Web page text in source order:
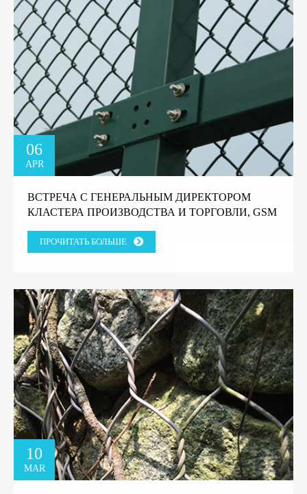
06
APR
ВСТРЕЧА С ГЕНЕРАЛЬНЫМ ДИРЕКТОРОМ
КЛАСТЕРА ПРОИЗВОДСТВА И ТОРГОВЛИ, GSM
ПРОЧИТАТЬ БОЛЬШЕ
10
MAR